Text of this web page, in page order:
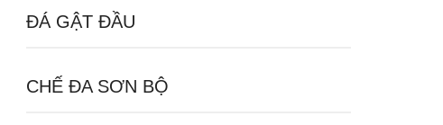
ĐÁ GẬT ĐẦU
CHẾ ĐA SƠN BỘ